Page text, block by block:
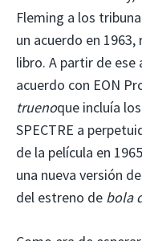
Fleming a los
un acuerdo en
libro. A partir de ese
acuerdo con EON
truenoque incluía
SPECTRE a
de la película en
una nueva versión
del estreno de bola